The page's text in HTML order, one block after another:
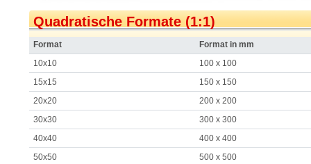
Quadratische Formate (1:1)
Format
Format in mm
10x10
100 x 100
15x15
150 x 150
20x20
200 x 200
30x30
300 x 300
40x40
400 x 400
50x50
500 x 500